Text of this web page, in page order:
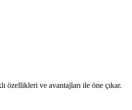
özellikleri ve avantajları ile öne çıkar.